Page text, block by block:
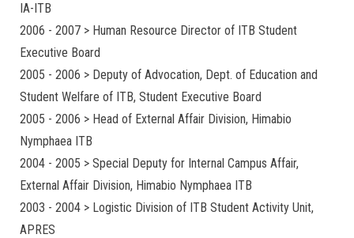
IA-ITB
2006 - 2007 > Human Resource Director of ITB Student
Executive Board
2005 - 2006 > Deputy of Advocation, Dept. of Education and
Student Welfare of ITB, Student Executive Board
2005 - 2006 > Head of External Affair Division, Himabio
Nymphaea ITB
2004 - 2005 > Special Deputy for Internal Campus Affair,
External Affair Division, Himabio Nymphaea ITB
2003 - 2004 > Logistic Division of ITB Student Activity Unit,
APRES